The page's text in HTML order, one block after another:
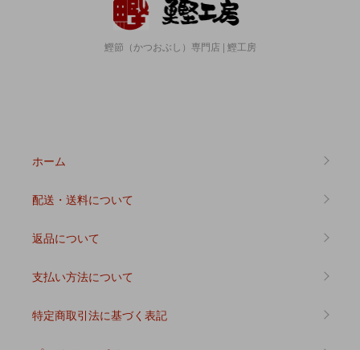
鰹節（かつおぶし）専門店 | 鰹工房
ホーム
配送・送料について
返品について
支払い方法について
特定商取引法に基づく表記